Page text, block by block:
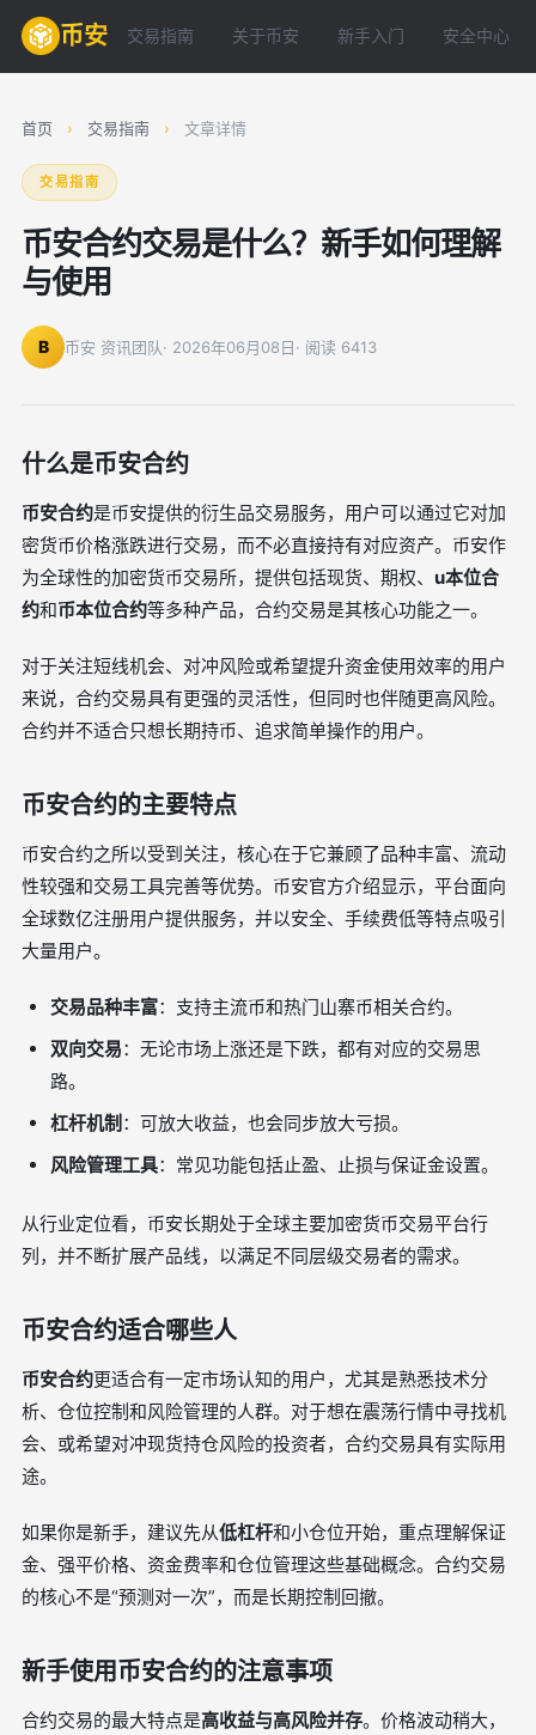
币安 交易指南 关于币安 新手入门 安全中心
首页 › 交易指南 › 文章详情
交易指南
币安合约交易是什么？新手如何理解
与使用
B 币安 资讯团队· 2026年06月08日· 阅读 6413
什么是币安合约
币安合约是币安提供的衍生品交易服务，用户可以通过它对加
密货币价格涨跌进行交易，而不必直接持有对应资产。币安作
为全球性的加密货币交易所，提供包括现货、期权、 u本位合
约和币本位合约等多种产品，合约交易是其核心功能之一。
对于关注短线机会、对冲风险或希望提升资金使用效率的用户
来说，合约交易具有更强的灵活性，但同时也伴随更高风险。
合约并不适合只想长期持币、追求简单操作的用户。
币安合约的主要特点
币安合约之所以受到关注，核心在于它兼顾了品种丰富、流动
性较强和交易工具完善等优势。币安官方介绍显示，平台面向
全球数亿注册用户提供服务，并以安全、手续费低等特点吸引
大量用户。
交易品种丰富：支持主流币和热门山寨币相关合约。
双向交易：无论市场上涨还是下跌，都有对应的交易思
路。
杠杆机制 ：可放大收益，也会同步放大亏损。
风险管理工具：常见功能包括止盈、止损与保证金设置。
从行业定位看，币安长期处于全球主要加密货币交易平台行
列，并不断扩展产品线，以满足不同层级交易者的需求。
币安合约适合哪些人
币安合约更适合有一定市场认知的用户，尤其是熟悉技术分
析、仓位控制和风险管理的人群。对于想在震荡行情中寻找机
会、或希望对冲现货持仓风险的投资者，合约交易具有实际用
途。
如果你是新手，建议先从低杠杆和小仓位开始，重点理解保证
金、强平价格、资金费率和仓位管理这些基础概念。合约交易
的核心不是“预测对一次”，而是长期控制回撤。
新手使用币安合约的注意事项
合约交易的最大特点是高收益与高风险并存。价格波动稍大，